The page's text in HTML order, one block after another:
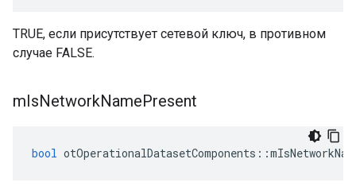
TRUE, если присутствует сетевой ключ, в противном
случае FALSE.
mIsNetworkNamePresent
bool otOperationalDatasetComponents ::